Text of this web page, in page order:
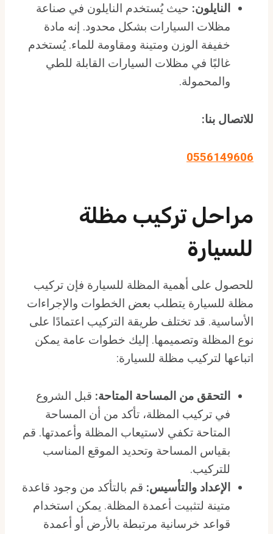
النايلون: حيث يُستخدم النايلون في صناعة
مظلات السيارات بشكل محدود. إنه مادة
خفيفة الوزن ومتينة ومقاومة للماء. يُستخدم
غالبًا في مظلات السيارات القابلة للطي
والمحمولة.
للاتصال بنا:
0556149606
مراحل تركيب مظلة
للسيارة
للحصول على أهمية المظلة للسيارة فإن تركيب
مظلة للسيارة يتطلب بعض الخطوات والإجراءات
الأساسية. قد تختلف طريقة التركيب اعتمادًا على
نوع المظلة وتصميمها. إليك خطوات عامة يمكن
اتباعها لتركيب مظلة للسيارة:
التحقق من المساحة المتاحة: قبل الشروع
في تركيب المظلة، تأكد من أن المساحة
المتاحة تكفي لاستيعاب المظلة وأعمدتها. قم
بقياس المساحة وتحديد الموقع المناسب
للتركيب.
الإعداد والتأسيس: قم بالتأكد من وجود قاعدة
متينة لتثبيت أعمدة المظلة. يمكن استخدام
قواعد خرسانية مرتبطة بالأرض أو أعمدة